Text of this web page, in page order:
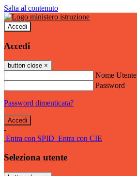
Salta al contenuto
Accedi
Accedi
button close ×
Nome Utente
Password
Password dimenticata?
-
Entra con SPID Entra con CIE
Seleziona utente